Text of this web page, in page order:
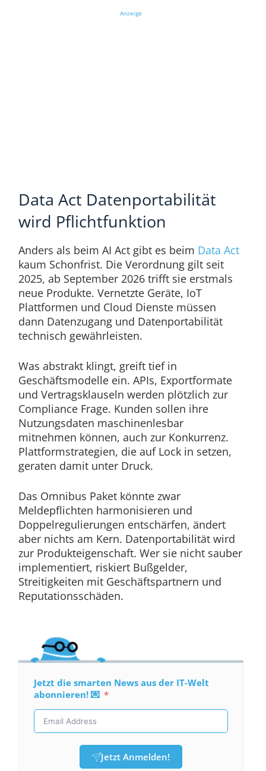
Anzeige
Data Act Datenportabilität
wird Pflichtfunktion
Anders als beim AI Act gibt es beim Data Act
kaum Schonfrist. Die Verordnung gilt seit
2025, ab September 2026 trifft sie erstmals
neue Produkte. Vernetzte Geräte, IoT
Plattformen und Cloud Dienste müssen
dann Datenzugang und Datenportabilität
technisch gewährleisten.
Was abstrakt klingt, greift tief in
Geschäftsmodelle ein. APIs, Exportformate
und Vertragsklauseln werden plötzlich zur
Compliance Frage. Kunden sollen ihre
Nutzungsdaten maschinenlesbar
mitnehmen können, auch zur Konkurrenz.
Plattformstrategien, die auf Lock in setzen,
geraten damit unter Druck.
Das Omnibus Paket könnte zwar
Meldepflichten harmonisieren und
Doppelregulierungen entschärfen, ändert
aber nichts am Kern. Datenportabilität wird
zur Produkteigenschaft. Wer sie nicht sauber
implementiert, riskiert Bußgelder,
Streitigkeiten mit Geschäftspartnern und
Reputationsschäden.
Jetzt die smarten News aus der IT-Welt
abonnieren! 💌
Jetzt Anmelden!